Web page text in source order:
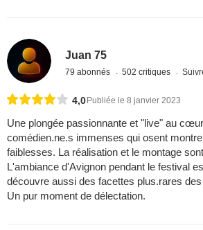
Juan 75
79 abonnés 502 critiques
4,0 Publiée le 8 janvier 2023
Une plongée passionnante et "live" au
comédien.ne.s immenses qui osent
faiblesses. La réalisation et le montage
L'ambiance d'Avignon pendant le festival
découvre aussi des facettes plus.rares
Un pur moment de délectation.